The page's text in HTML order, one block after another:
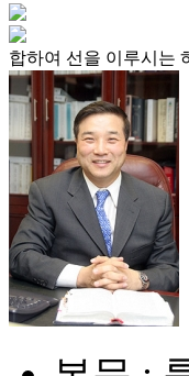
합하여 선을 이루시는